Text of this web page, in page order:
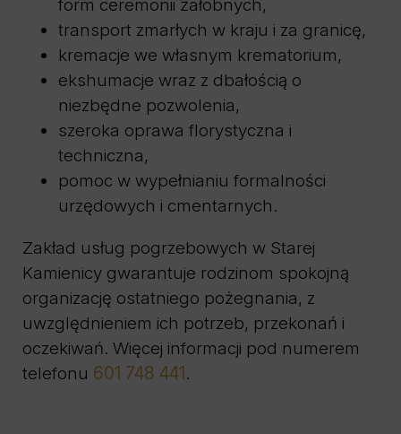
form ceremonii żałobnych,
transport zmarłych w kraju i za granicę,
kremacje we własnym krematorium,
ekshumacje wraz z dbałością o
niezbędne pozwolenia,
szeroka oprawa florystyczna i
techniczna,
pomoc w wypełnianiu formalności
urzędowych i cmentarnych.
Zakład usług pogrzebowych w Starej
Kamienicy gwarantuje rodzinom spokojną
organizację ostatniego pożegnania, z
uwzględnieniem ich potrzeb, przekonań i
oczekiwań. Więcej informacji pod numerem
telefonu 601 748 441 .